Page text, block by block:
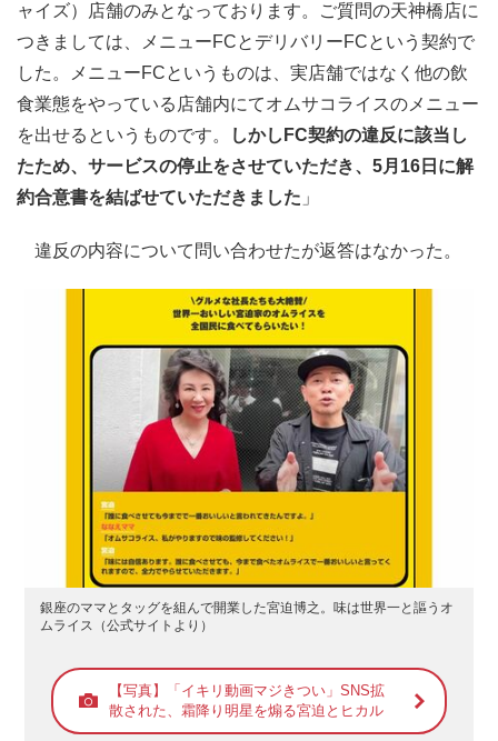
ャイズ）店舗のみとなっております。ご質問の天神橋店に
つきましては、メニューFCとデリバリーFCという契約で
した。メニューFCというものは、実店舗ではなく他の飲
食業態をやっている店舗内にてオムサコライスのメニュー
を出せるというものです。
しかしFC契約の違反に該当し
たため、サービスの停止をさせていただき、5月16日に解
約合意書を結ばせていただきました 」
違反の内容について問い合わせたが返答はなかった。
銀座のママとタッグを組んで開業した宮迫博之。味は世界一と謳うオ
ムライス（公式サイトより）
【写真】「イキリ動画マジきつい」SNS拡
散された、霜降り明星を煽る宮迫とヒカル